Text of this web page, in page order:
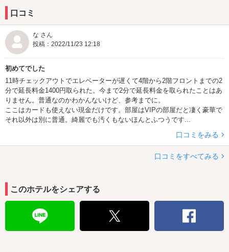
口コミ
な さん
投稿：2022/11/23 12:18
初めてでした
11時チェックアウトでエレベーターが遅くて4階から2階フロントまでの2
分で延長料金1400円取られた。今まで2分で延長料金を取られたことはあ
りません。普通なのかわかんないけど、参考までに。
ここはカードも使えない現金だけです。部屋はVIPの部屋だと凄く豪華で
それ以外は別に普通。綺麗でも汚くもないほんとふつうです...
口コミをみる
口コミをすべてみる
このホテルをシェアする